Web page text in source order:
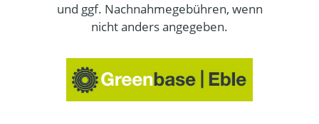
und ggf. Nachnahmegebühren, wenn
nicht anders angegeben.